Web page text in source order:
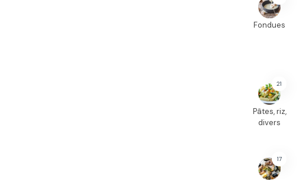
Fondues
21
Pâtes, riz,
divers
17